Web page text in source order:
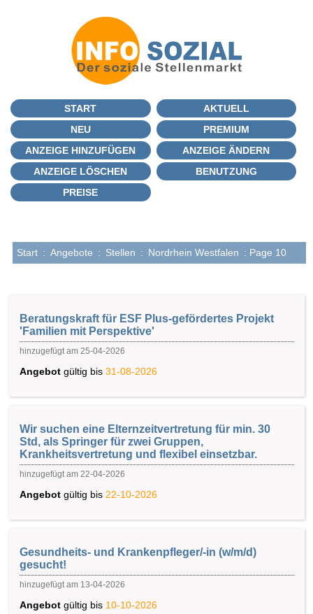
START
AKTUELL
NEU
PREMIUM
ANZEIGE HINZUFÜGEN
ANZEIGE ÄNDERN
ANZEIGE LÖSCHEN
BENUTZUNG
PREISE
Start : Angebote : Stellen : Nordrhein Westfalen : Page 10
Beratungskraft für ESF Plus-gefördertes Projekt
'Familien mit Perspektive'
hinzugefügt am 25-04-2026
Angebot gültig bis 31-08-2026
Wir suchen eine Elternzeitvertretung für min. 30
Std, als Springer für zwei Gruppen,
Krankheitsvertretung und flexibel einsetzbar.
hinzugefügt am 22-04-2026
Angebot gültig bis 22-10-2026
Gesundheits- und Krankenpfleger/-in (w/m/d)
gesucht!
hinzugefügt am 13-04-2026
Angebot gültig bis 10-10-2026